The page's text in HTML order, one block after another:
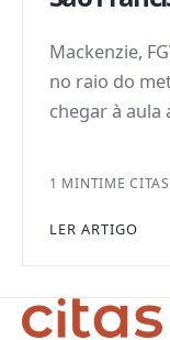
Mackenzie,
no raio do
chegar à aula
1 MINTIME CITAS
LER ARTIGO